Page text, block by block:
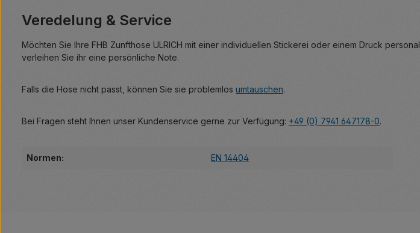
Veredelung & Service
Möchten Sie Ihre FHB Zunfthose ULRICH mit einer individuellen Stickerei oder einem Druck
verleihen Sie ihr eine persönliche Note.
Falls die Hose nicht passt, können Sie sie problemlos umtauschen.
Bei Fragen steht Ihnen unser Kundenservice gerne zur Verfügung: +49 (0) 7941 647178-0.
Normen: EN 14404